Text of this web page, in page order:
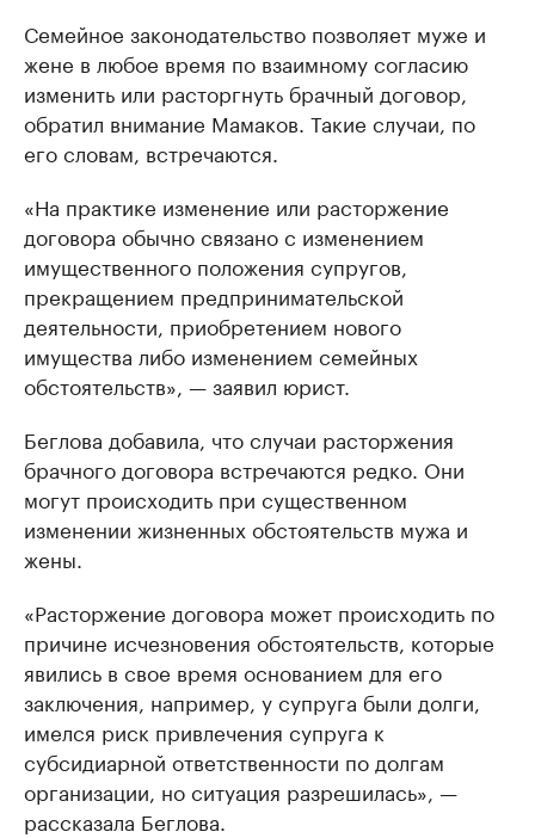
Семейное законодательство позволяет муже и
жене в любое время по взаимному согласию
изменить или расторгнуть брачный договор,
обратил внимание Мамаков. Такие случаи, по
его словам, встречаются.
«На практике изменение или расторжение
договора обычно связано с изменением
имущественного положения супругов,
прекращением предпринимательской
деятельности, приобретением нового
имущества либо изменением семейных
обстоятельств», — заявил юрист.
Беглова добавила, что случаи расторжения
брачного договора встречаются редко. Они
могут происходить при существенном
изменении жизненных обстоятельств мужа и
жены.
«Расторжение договора может происходить по
причине исчезновения обстоятельств, которые
явились в свое время основанием для его
заключения, например, у супруга были долги,
имелся риск привлечения супруга к
субсидиарной ответственности по долгам
организации, но ситуация разрешилась», —
рассказала Беглова.